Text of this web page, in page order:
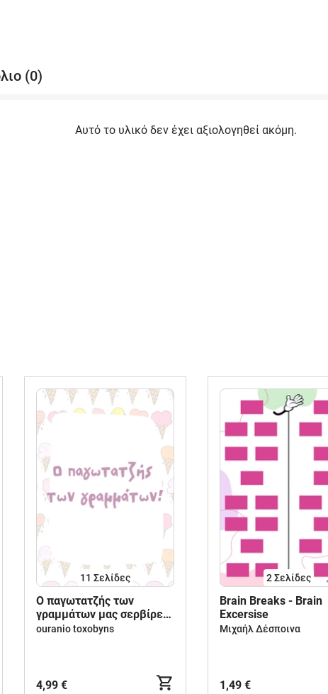
(0)
Αυτό το υλικό δεν έχει αξιολογηθεί ακόμη.
11 Σελίδες
O παγωτατζής των
γραμμάτων μας σερβίρει
κεφαλαία και πεζά!
ouranio toxobyns
4,99 €
2Σελίδες
Brain Breaks - Brain
Excersise
Μιχαήλ Δέσποινα
1,49 €